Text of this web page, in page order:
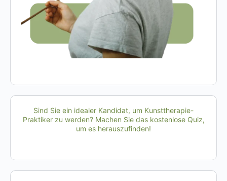
Sind Sie ein idealer Kandidat, um Kunsttherapie-
Praktiker zu werden? Machen Sie das kostenlose Quiz,
um es herauszufinden!